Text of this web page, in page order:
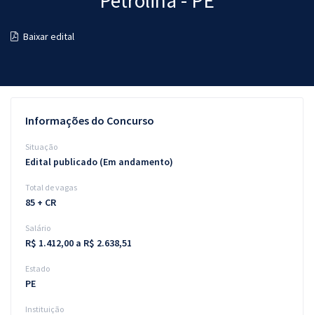
Graduação
Questões grátis
Blog
Aprovados
Atendimento
Baixar edital
Informações do Concurso
Situação
Edital publicado (Em andamento)
Total de vagas
85 + CR
Salário
R$ 1.412,00 a R$ 2.638,51
Estado
PE
Instituição